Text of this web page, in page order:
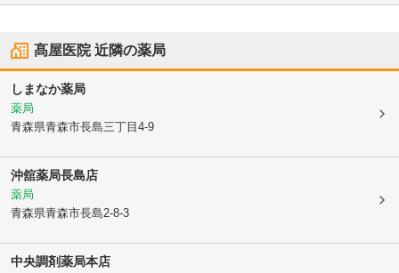
髙屋医院近隣の薬局
しまなか薬局
薬局
青森県青森市長島三丁目4-9
沖舘薬局長島店
薬局
青森県青森市長島2-8-3
中央調剤薬局本店